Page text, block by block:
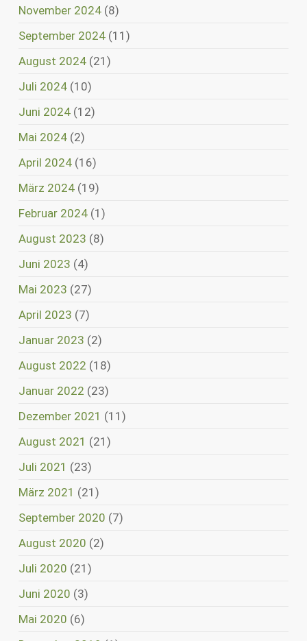
November 2024(8)
September 2024(11)
August 2024(21)
Juli 2024(10)
Juni 2024(12)
Mai 2024(2)
April 2024(16)
März 2024(19)
Februar 2024(1)
August 2023 (8)
Juni 2023 (4)
Mai 2023 (27)
April 2023 (7)
Januar 2023 (2)
August 2022 (18)
Januar 2022 (23)
Dezember 2021 (11)
August 2021 (21)
Juli 2021 (23)
März 2021 (21)
September 2020 (7)
August 2020 (2)
Juli 2020 (21)
Juni 2020 (3)
Mai 2020 (6)